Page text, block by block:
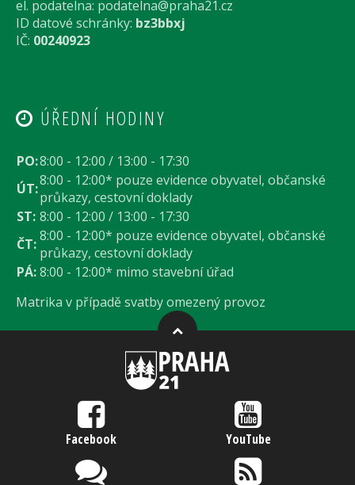
el. podatelna: podatelna@praha21.cz
ID datové schránky: bz3bbxj
IČ: 00240923
ÚŘEDNÍ HODINY
PO:8:00 - 12:00 / 13:00 - 17:30
ÚT:8:00 - 12:00* pouze evidence obyvatel, občanské
průkazy, cestovní doklady
ST: 8:00 - 12:00 / 13:00 - 17:30
ČT:8:00 - 12:00* pouze evidence obyvatel, občanské
průkazy, cestovní doklady
PÁ:8:00 - 12:00* mimo stavební úřad
Matrika v případě svatby omezený provoz
Facebook YouTube